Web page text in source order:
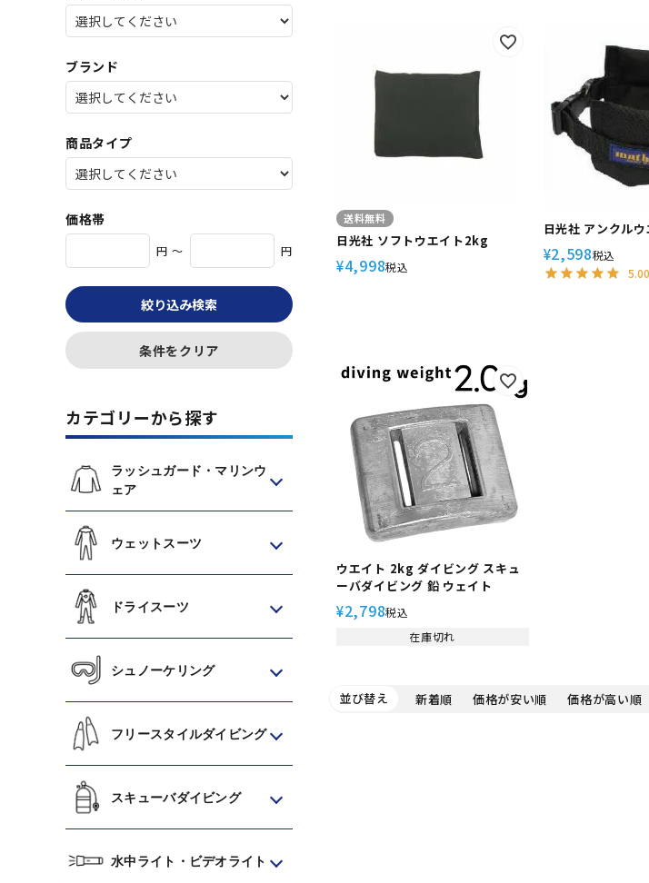
ブランド
商品タイプ
価格帯
円 ～ 円
絞り込み検索
条件をクリア
カテゴリーから探す
ラッシュガード・マリンウ
ェア
ウェットスーツ
ドライスーツ
シュノーケリング
フリースタイルダイビング
スキューバダイビング
水中ライト・ビデオライト
送料無料
日光社 ソフトウエイト2kg
¥4,998税込
日光社 アンクル
¥2,598税込
5.00
ウエイト 2kg ダイビング スキュ
ーバダイビング 鉛 ウェイト
¥2,798税込
在庫切れ
並び替え 新着順 価格が安い順 価格が高い順